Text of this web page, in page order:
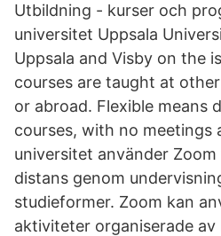
Utbildning - kurser och
universitet Uppsala
Uppsala and Visby on the
courses are taught at
or abroad. Flexible means
courses, with no meetings
universitet använder
distans genom
studieformer. Zoom kan
aktiviteter organiserade av